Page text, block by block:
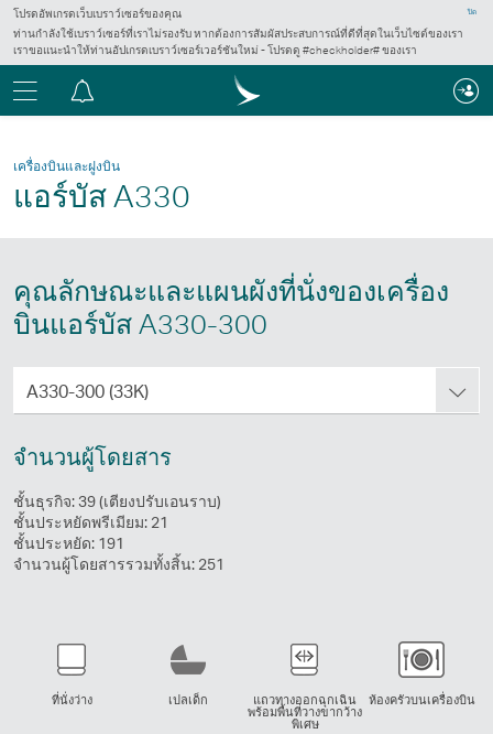
ปิด
โปรดอัพเกรดเว็บเบราว์เซอร์ของคุณ
ท่านกำลังใช้เบราว์เซอร์ที่เราไม่รองรับ หากต้องการสัมผัสประสบการณ์ที่ดีที่สุดในเว็บไซต์ของเรา
เราขอแนะนำให้ท่านอัปเกรดเบราว์เซอร์เวอร์ชันใหม่ - โปรดดู #checkholder# ของเรา
เตือน
เครื่องบินและฝูงบิน
แอร์บัส A330
คุณลักษณะและแผนผังที่นั่งของเครื่อง
บินแอร์บัส A330-300
การ
กำหนด
ที่
นั่ง
ของ
เครื่อง
บิน
A330-
A330-300 (33K)
จำนวนผู้โดยสาร
ชั้นธุรกิจ: 39 (เตียงปรับเอนราบ)
ชั้นประหยัดพรีเมียม: 21
ชั้นประหยัด: 191
จำนวนผู้โดยสารรวมทั้งสิ้น: 251
ที่นั่งว่าง เปลเด็ก แถวทางออกฉุกเฉิน
พร้อมพื้นที่วางขากว้าง
พิเศษ
ห้องครัวบนเครื่องบิน